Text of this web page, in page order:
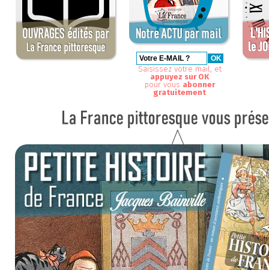
Saisissez votre mail, et
appuyez sur OK
pour vous abonner
gratuitement